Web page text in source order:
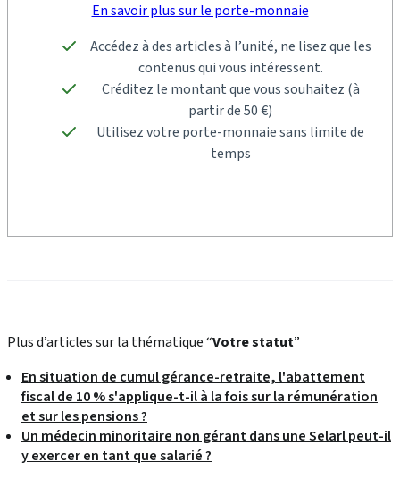
En savoir plus sur le porte-monnaie
Accédez à des articles à l’unité, ne lisez que les
contenus qui vous intéressent.
Créditez le montant que vous souhaitez (à
partir de 50 €)
Utilisez votre porte-monnaie sans limite de
temps
Plus d’articles sur la thématique “Votre statut”
En situation de cumul gérance-retraite, l'abattement
fiscal de 10 % s'applique-t-il à la fois sur la rémunération
et sur les pensions ?
Un médecin minoritaire non gérant dans une Selarl peut-il
y exercer en tant que salarié ?